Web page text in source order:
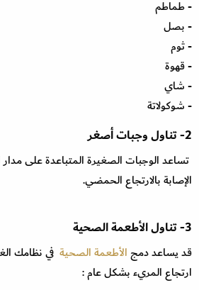
- طماطم
- بصل
- ثوم
- قهوة
- شاي
- شوكولاتة
2- تناول وجبات أصغر
تساعد الوجبات الصغيرة المتباعدة على
الإصابة بالارتجاع الحمضي.
3- تناول الأطعمة الصحية
قد يساعد دمج الأطعمة الصحية في نظامك
ارتجاع المريء بشكل عام :